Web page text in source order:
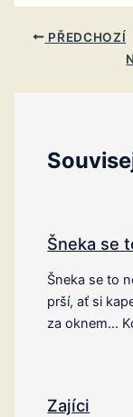
PŘEDCHOZÍ
Šneka se
Šneka se to
prší, ať si
za oknem…
Zajíci